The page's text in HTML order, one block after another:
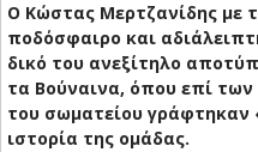
Ο Κώστας Μερτζανίδης με
ποδόσφαιρο και
δικό του ανεξίτηλο
τα Βούναινα, όπου επί
του σωματείου γράφτηκαν
ιστορία της ομάδας.